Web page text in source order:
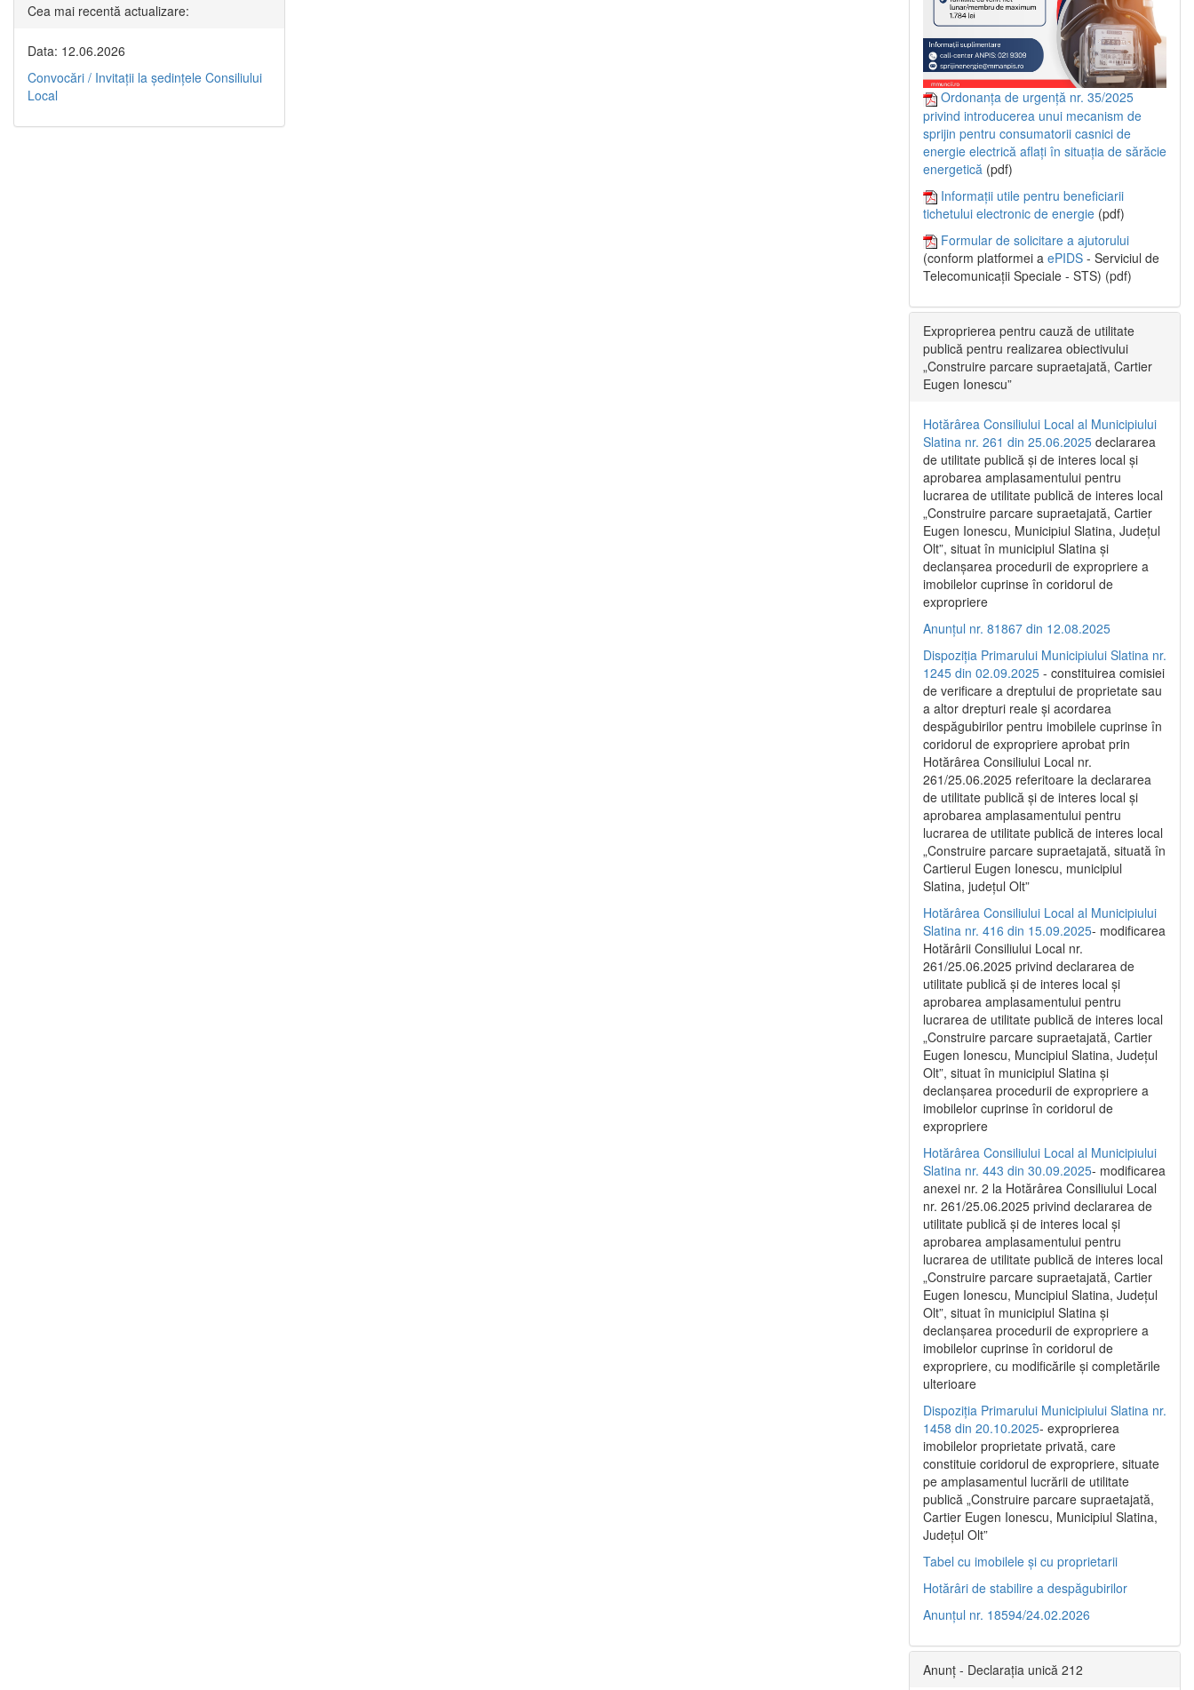
Cea mai recentă actualizare:
Data: 12.06.2026
Convocări / Invitaţii la şedinţele Consiliului
Local
Ordonanța de urgență nr. 35/2025
privind introducerea unui mecanism de
sprijin pentru consumatorii casnici de
energie electrică aflați în situația de sărăcie
energetică (pdf)
Informații utile pentru beneficiarii
tichetului electronic de energie (pdf)
Formular de solicitare a ajutorului
(conform platformei a ePIDS - Serviciul de
Telecomunicații Speciale - STS) (pdf)
Exproprierea pentru cauză de utilitate
publică pentru realizarea obiectivului
„Construire parcare supraetajată, Cartier
Eugen Ionescu”
Hotărârea Consiliului Local al Municipiului
Slatina nr. 261 din 25.06.2025 declararea
de utilitate publică și de interes local și
aprobarea amplasamentului pentru
lucrarea de utilitate publică de interes local
„Construire parcare supraetajată, Cartier
Eugen Ionescu, Municipiul Slatina, Județul
Olt”, situat în municipiul Slatina și
declanșarea procedurii de expropriere a
imobilelor cuprinse în coridorul de
expropriere
Anunțul nr. 81867 din 12.08.2025
Dispoziția Primarului Municipiului Slatina nr.
1245 din 02.09.2025 - constituirea comisiei
de verificare a dreptului de proprietate sau
a altor drepturi reale și acordarea
despăgubirilor pentru imobilele cuprinse în
coridorul de expropriere aprobat prin
Hotărârea Consiliului Local nr.
261/25.06.2025 referitoare la declararea
de utilitate publică și de interes local și
aprobarea amplasamentului pentru
lucrarea de utilitate publică de interes local
„Construire parcare supraetajată, situată în
Cartierul Eugen Ionescu, municipiul
Slatina, județul Olt”
Hotărârea Consiliului Local al Municipiului
Slatina nr. 416 din 15.09.2025- modificarea
Hotărârii Consiliului Local nr.
261/25.06.2025 privind declararea de
utilitate publică și de interes local și
aprobarea amplasamentului pentru
lucrarea de utilitate publică de interes local
„Construire parcare supraetajată, Cartier
Eugen Ionescu, Muncipiul Slatina, Județul
Olt”, situat în municipiul Slatina și
declanșarea procedurii de expropriere a
imobilelor cuprinse în coridorul de
expropriere
Hotărârea Consiliului Local al Municipiului
Slatina nr. 443 din 30.09.2025- modificarea
anexei nr. 2 la Hotărârea Consiliului Local
nr. 261/25.06.2025 privind declararea de
utilitate publică şi de interes local şi
aprobarea amplasamentului pentru
lucrarea de utilitate publică de interes local
„Construire parcare supraetajată, Cartier
Eugen Ionescu, Muncipiul Slatina, Judeţul
Olt”, situat în municipiul Slatina şi
declanşarea procedurii de expropriere a
imobilelor cuprinse în coridorul de
expropriere, cu modificările şi completările
ulterioare
Dispoziția Primarului Municipiului Slatina nr.
1458 din 20.10.2025- exproprierea
imobilelor proprietate privată, care
constituie coridorul de expropriere, situate
pe amplasamentul lucrării de utilitate
publică „Construire parcare supraetajată,
Cartier Eugen Ionescu, Municipiul Slatina,
Județul Olt”
Tabel cu imobilele și cu proprietarii
Hotărâri de stabilire a despăgubirilor
Anunțul nr. 18594/24.02.2026
Anunț - Declarația unică 212